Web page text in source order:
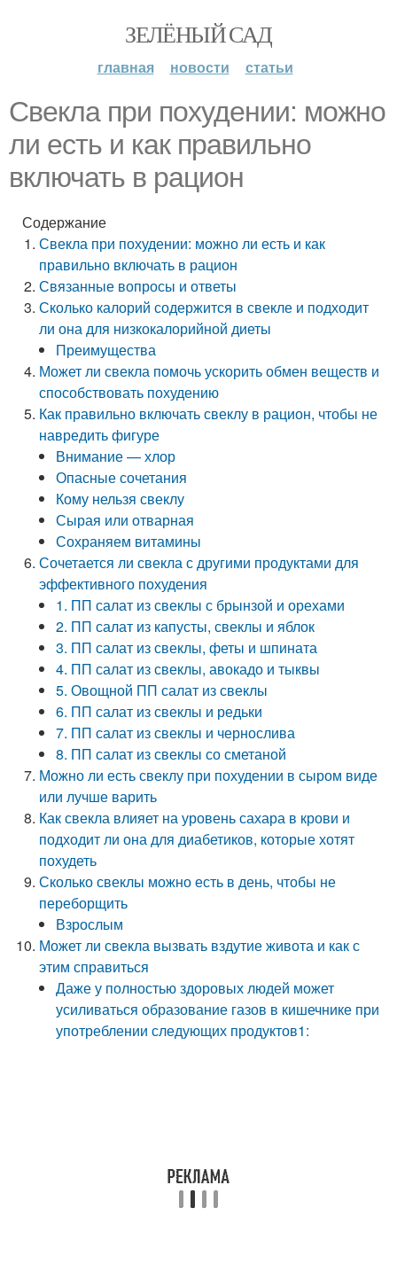
ЗЕЛЁНЫЙ САД
главная новости статьи
Свекла при похудении: можно
ли есть и как правильно
включать в рацион
Содержание
Свекла при похудении: можно ли есть и как
правильно включать в рацион
Связанные вопросы и ответы
Сколько калорий содержится в свекле и подходит
ли она для низкокалорийной диеты
Преимущества
Может ли свекла помочь ускорить обмен веществ и
способствовать похудению
Как правильно включать свеклу в рацион, чтобы не
навредить фигуре
Внимание — хлор
Опасные сочетания
Кому нельзя свеклу
Сырая или отварная
Сохраняем витамины
Сочетается ли свекла с другими продуктами для
эффективного похудения
1. ПП салат из свеклы с брынзой и орехами
2. ПП салат из капусты, свеклы и яблок
3. ПП салат из свеклы, феты и шпината
4. ПП салат из свеклы, авокадо и тыквы
5. Овощной ПП салат из свеклы
6. ПП салат из свеклы и редьки
7. ПП салат из свеклы и чернослива
8. ПП салат из свеклы со сметаной
Можно ли есть свеклу при похудении в сыром виде
или лучше варить
Как свекла влияет на уровень сахара в крови и
подходит ли она для диабетиков, которые хотят
похудеть
Сколько свеклы можно есть в день, чтобы не
переборщить
Взрослым
Может ли свекла вызвать вздутие живота и как с
этим справиться
Даже у полностью здоровых людей может
усиливаться образование газов в кишечнике при
употреблении следующих продуктов1: